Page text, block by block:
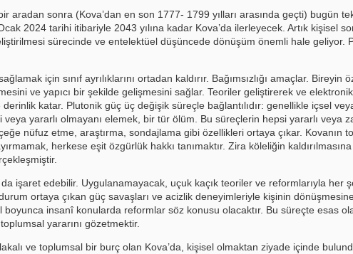
sonra (Kova’dan en son 1777- 1799 yılları arasında geçti) bugün
2024 tarihi itibariyle 2043 yılına kadar Kova’da ilerleyecek. Artık kişisel
sürecinde ve entelektüel düşüncede dönüşüm önemli hale geliyor.
için sınıf ayrılıklarını ortadan kaldırır. Bağımsızlığı amaçlar. Bireyin
ve yapıcı bir şekilde gelişmesini sağlar. Teoriler geliştirerek ve
katar. Plutonik güç üç değişik süreçle bağlantılıdır: genellikle içsel
yararlı olmayanı elemek, bir tür ölüm. Bu süreçlerin hepsi yararlı veya
nüfuz etme, araştırma, sondajlama gibi özellikleri ortaya çıkar. Kovanın
herkese eşit özgürlük hakkı tanımaktır. Zira köleliğin
işaret edebilir. Uygulanamayacak, uçuk kaçık teoriler ve reformlarıyla her
ortaya çıkan güç savaşları ve acizlik deneyimleriyle kişinin
insanî konularda reformlar söz konusu olacaktır. Bu süreçte esas
yararını gözetmektir.
ve toplumsal bir burç olan Kova’da, kişisel olmaktan ziyade içinde